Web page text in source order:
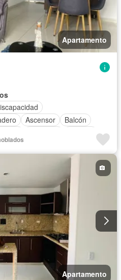
Apartamento
Ascensor
Balcón
Apartamento